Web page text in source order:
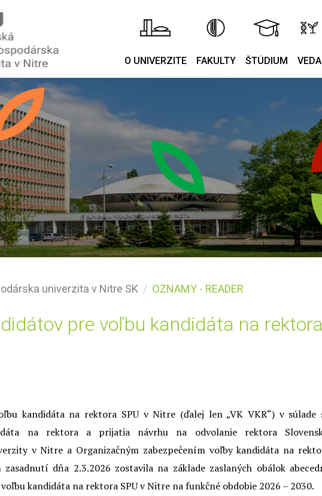
O UNIVERZITE FAKULTY ŠTÚDIUM VEDA
univerzita v Nitre SK OZNAMY - READER
pre voľbu kandidáta na rektora
kandidáta na rektora SPU v Nitre (ďalej len „VK VKR“) v súlade
na rektora a prijatia návrhu na odvolanie rektora
v Nitre a Organizačným zabezpečením voľby kandidáta na
dňa 2.3.2026 zostavila na základe zaslaných obálok
kandidáta na rektora SPU v Nitre na funkčné obdobie 2026 – 2030.